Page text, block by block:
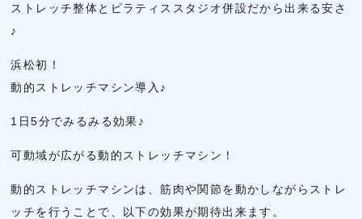
ストレッチ整体とピラティススタジオ併設だから出来る安さ
♪
浜松初！
動的ストレッチマシン導入♪
1日5分でみるみる効果♪
可動域が広がる動的ストレッチマシン！
動的ストレッチマシンは、筋肉や関節を動かしながらストレ
ッチを行うことで、以下の効果が期待出来ます。